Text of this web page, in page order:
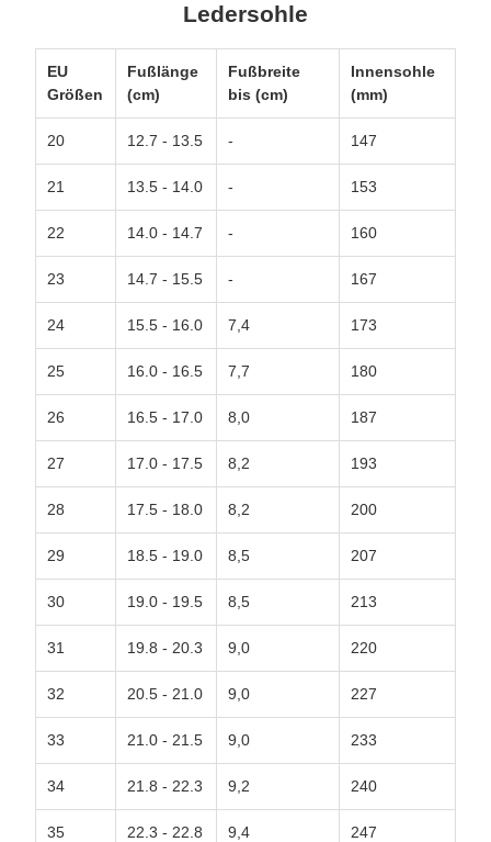
Ledersohle
EU
Größen
Fußlänge
(cm)
Fußbreite
bis (cm)
Innensohle
(mm)
20 12.7 - 13.5 - 147
21 13.5 - 14.0 - 153
22 14.0 - 14.7 - 160
23 14.7 - 15.5 - 167
24 15.5 - 16.0 7,4 173
25 16.0 - 16.5 7,7 180
26 16.5 - 17.0 8,0 187
27 17.0 - 17.5 8,2 193
28 17.5 - 18.0 8,2 200
29 18.5 - 19.0 8,5 207
30 19.0 - 19.5 8,5 213
31 19.8 - 20.3 9,0 220
32 20.5 - 21.0 9,0 227
33 21.0 - 21.5 9,0 233
34 21.8 - 22.3 9,2 240
35 22.3 - 22.8 9,4 247